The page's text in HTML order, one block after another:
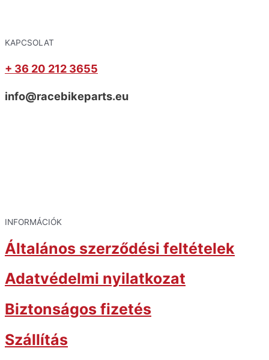
KAPCSOLAT
+ 36 20 212 3655
info@racebikeparts.eu
INFORMÁCIÓK
Általános szerződési feltételek
Adatvédelmi nyilatkozat
Biztonságos fizetés
Szállítás